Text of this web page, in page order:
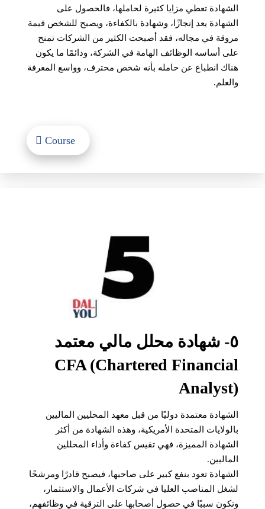
الشهادة تعطي مزايا كثيرة لحاملها، فالحصول على
الشهادة يعد إنجازًا، وشهادة بالكفاءة، ويصبح للشخص قيمة
مروقة في مجاله، فقد أصبحت الكثير من الشركات تمنح
على أساسه الوظائف الهامة في الشركة، ودائمًا ما يكون
هناك انطباع عن حامله بأنه شخص محترف، وواسع المعرفة
والعلم.
Course
٥- شهادة محلل مالي معتمد
CFA (Chartered Financial
Analyst)
الشهادة معتمدة دوليًا من قبل معهد المحليين الماليين
بالولايات المتحدة الأمريكية، وهذه الشهادة من أكثر
الشهادة المميزة، فهي تقيس كفاءة وأداء المحللين
الماليين.
الشهادة تعود بنفع كبير على صاحبها، فيصبح قادرًا ومرشحًا
لشغل المناصب العليا في شركات الأعمال والاستثمار،
وتكون سببًا في حصول أصحابها على الترقية في وظائفهم،